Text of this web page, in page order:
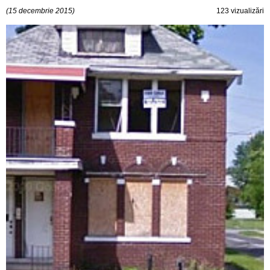
(15 decembrie 2015) 123 vizualizări